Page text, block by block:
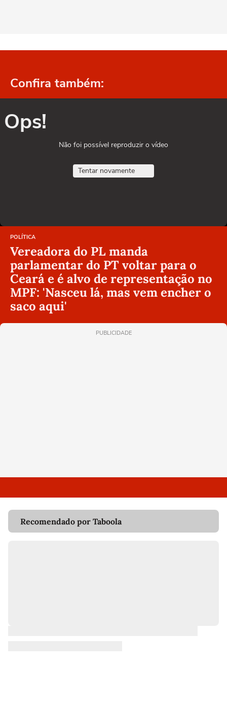
Confira também:
Ops!
Não foi possível reproduzir o vídeo
Tentar novamente
POLÍTICA
Vereadora do PL manda
parlamentar do PT voltar para o
Ceará e é alvo de representação no
MPF: 'Nasceu lá, mas vem encher o
saco aqui'
PUBLICIDADE
Recomendado por Taboola